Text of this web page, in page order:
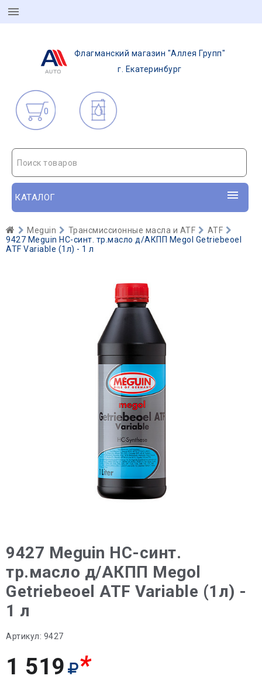
Флагманский магазин "Аллея Групп"
г. Екатеринбург
0
Поиск товаров
КАТАЛОГ
Meguin Трансмиссионные масла и ATF
ATF
9427 Meguin НС-синт. тр.масло д/АКПП Megol Getriebeoel
ATF Variable (1л) - 1 л
9427 Meguin НС-синт.
тр.масло д/АКПП Megol
Getriebeoel ATF Variable (1л) -
1 л
Артикул: 9427
1 519 *